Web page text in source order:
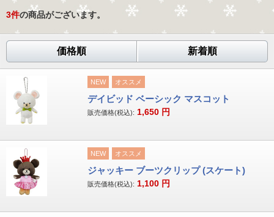
3件の商品がございます。
価格順 新着順
NEW オススメ
デイビッド ベーシック マスコット
販売価格(税込): 1,650 円
NEW オススメ
ジャッキー ブーツクリップ (スケート)
販売価格(税込): 1,100 円